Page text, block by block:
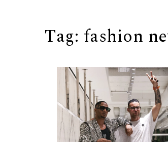
Tag: fashion